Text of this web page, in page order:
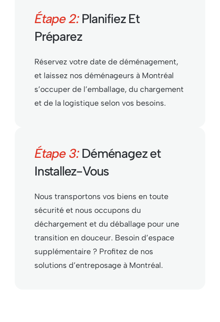
Étape 2:Planifiez Et
Préparez
Réservez votre date de déménagement,
et laissez nos déménageurs à Montréal
s’occuper de l’emballage, du chargement
et de la logistique selon vos besoins.
Étape 3:Déménagez et
Installez-Vous
Nous transportons vos biens en toute
sécurité et nous occupons du
déchargement et du déballage pour une
transition en douceur. Besoin d’espace
supplémentaire ? Profitez de nos
solutions d’entreposage à Montréal.